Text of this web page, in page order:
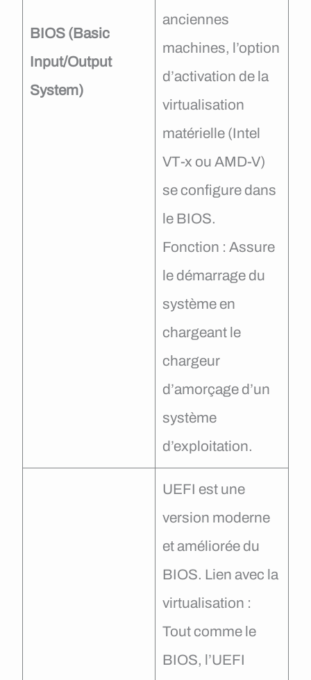
BIOS (Basic
Input/Output
System)
anciennes
machines, l’option
d’activation de la
virtualisation
matérielle (Intel
VT-x ou AMD-V)
se configure dans
le BIOS.
Fonction : Assure
le démarrage du
système en
chargeant le
chargeur
d’amorçage d’un
système
d’exploitation.
UEFI est une
version moderne
et améliorée du
BIOS. Lien avec la
virtualisation :
Tout comme le
BIOS, l’UEFI